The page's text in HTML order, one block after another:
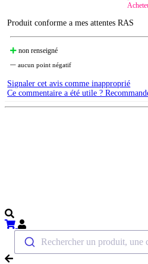
Produit conforme a mes attentes RAS
non renseigné
aucun point négatif
Signaler cet avis comme inapproprié
Ce commentaire a été utile ?
Rechercher un produit, une